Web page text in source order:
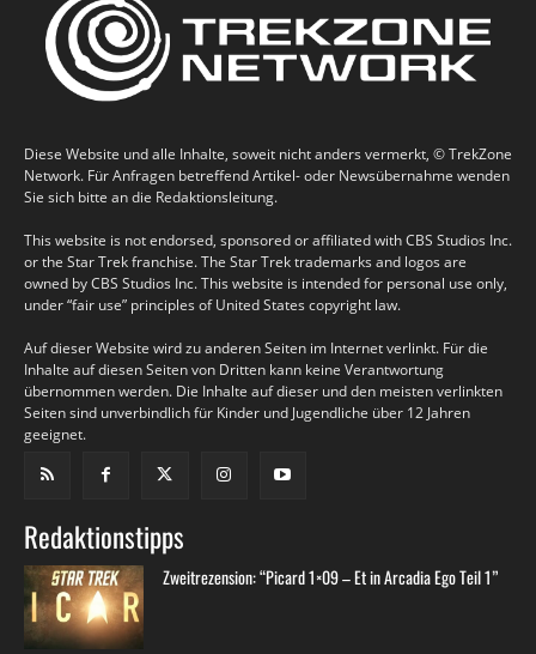
Diese Website und alle Inhalte, soweit nicht anders vermerkt, © TrekZone
Network. Für Anfragen betreffend Artikel- oder Newsübernahme wenden
Sie sich bitte an die Redaktionsleitung.
This website is not endorsed, sponsored or affiliated with CBS Studios Inc.
or the Star Trek franchise. The Star Trek trademarks and logos are
owned by CBS Studios Inc. This website is intended for personal use only,
under “fair use” principles of United States copyright law.
Auf dieser Website wird zu anderen Seiten im Internet verlinkt. Für die
Inhalte auf diesen Seiten von Dritten kann keine Verantwortung
übernommen werden. Die Inhalte auf dieser und den meisten verlinkten
Seiten sind unverbindlich für Kinder und Jugendliche über 12 Jahren
geeignet.
Redaktionstipps
Zweitrezension: “Picard 1×09 – Et in Arcadia Ego Teil 1”